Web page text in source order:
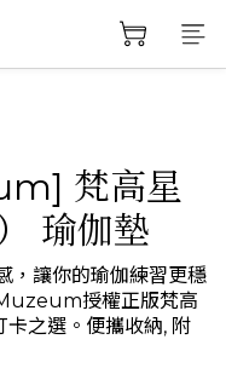
梵高星
瑜伽墊
，讓你的瑜伽練習更穩
授權正版梵高
之選。便攜收納, 附